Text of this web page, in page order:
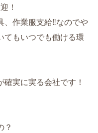
！
、作業服支給‼︎なのでや
てもいつでも働ける環
実に実る会社です！
？